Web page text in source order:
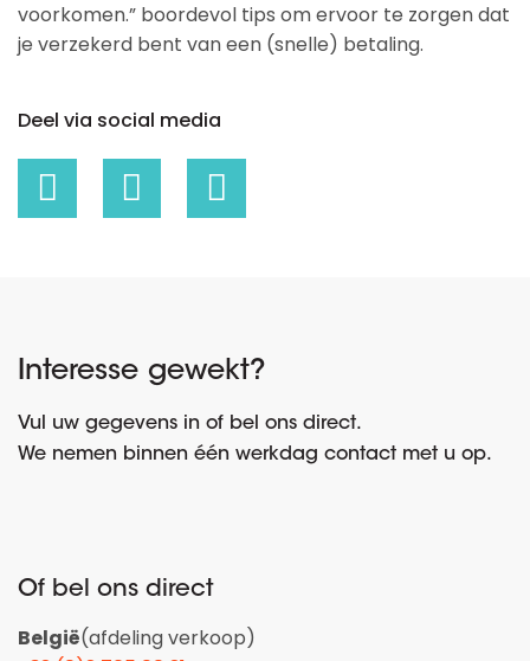
voorkomen.” boordevol tips om ervoor te zorgen dat
je verzekerd bent van een (snelle) betaling.
Deel via social media
Interesse gewekt?
Vul uw gegevens in of bel ons direct.
We nemen binnen één werkdag contact met u op.
Of bel ons direct
België(afdeling verkoop)